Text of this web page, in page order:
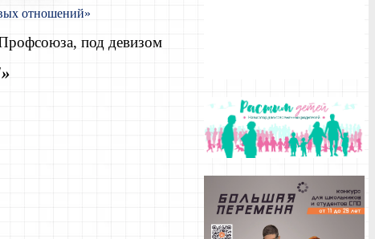
отношений»
под девизом